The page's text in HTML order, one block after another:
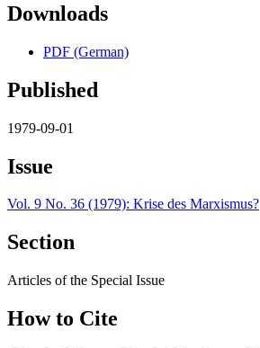
Downloads
PDF (German)
Published
1979-09-01
Issue
Vol. 9 No. 36 (1979): Krise des Marxismus?
Section
Articles of the Special Issue
How to Cite